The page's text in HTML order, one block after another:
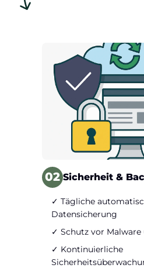
02 Sicherheit &
✓ Tägliche
Datensicherung
✓ Schutz vor
✓ Kontinuierliche